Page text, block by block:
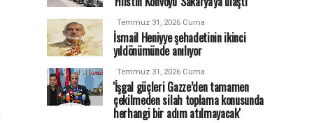
Temmuz 31, 2026 Cuma
İsmail Heniyye şehadetinin ikinci
yıldönümünde anılıyor
Temmuz 31, 2026 Cuma
'İşgal güçleri Gazze’den tamamen
çekilmeden silah toplama konusunda
herhangi bir adım atılmayacak'